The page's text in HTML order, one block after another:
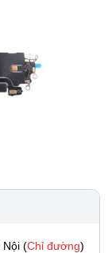
Nội (Chỉ đường)